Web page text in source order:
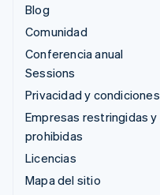
Blog
Comunidad
Conferencia anual
Sessions
Privacidad y condiciones
Empresas restringidas y
prohibidas
Licencias
Mapa del sitio